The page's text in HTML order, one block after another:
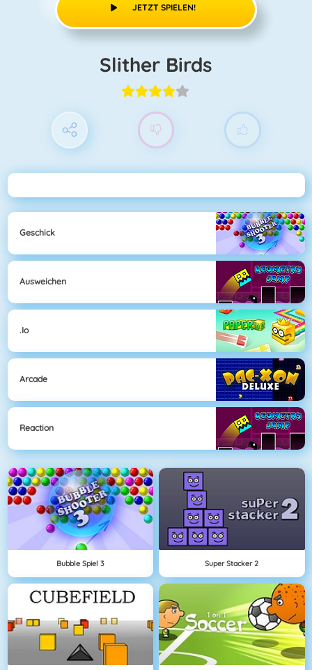
JETZT SPIELEN!
Slither Birds
Geschick
Ausweichen
.io
Arcade
Reaction
Bubble Spiel 3 Super Stacker 2